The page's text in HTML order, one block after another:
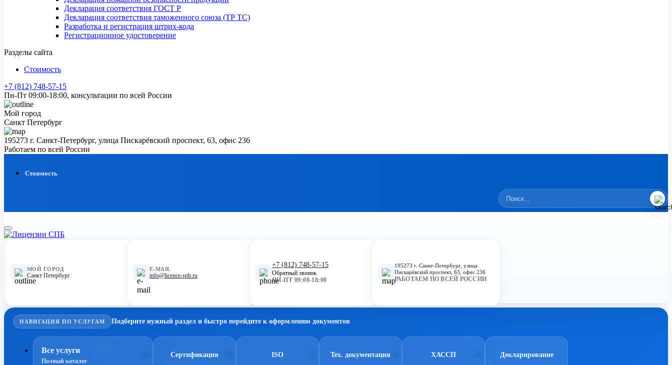
Декларация соответствия ГОСТ Р
Декларация соответствия таможенного союза (ТР ТС)
Разработка и регистрация штрих-кода
Регистрационное удостоверение
Разделы сайта
Стоимость
+7 (812) 748-57-15
Пн-Пт 09:00-18:00, консультации по всей России
Мой город
Санкт Петербург
195273 г. Санкт-Петербург, улица Пискарёвский проспект, 63, офис 236
Работаем по всей России
Стоимость
МОЙ ГОРОД
Санкт Петербург
E-MAIL
info@licence-spb.ru
+7 (812) 748-57-15
Обратный звонок
ПН-ПТ 09:00-18:00
195273 г. Санкт-Петербург, улица
Пискарёвский проспект, 63, офис 236
РАБОТАЕМ ПО ВСЕЙ РОССИИ
НАВИГАЦИЯ ПО УСЛУГАМ Подберите нужный раздел и быстро перейдите к оформлению документов
Все услуги
Полный каталог
Сертификация ISO Тех. документация ХАССП Декларирование